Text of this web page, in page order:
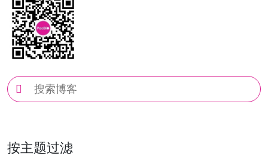
博
客
索
按主题过滤